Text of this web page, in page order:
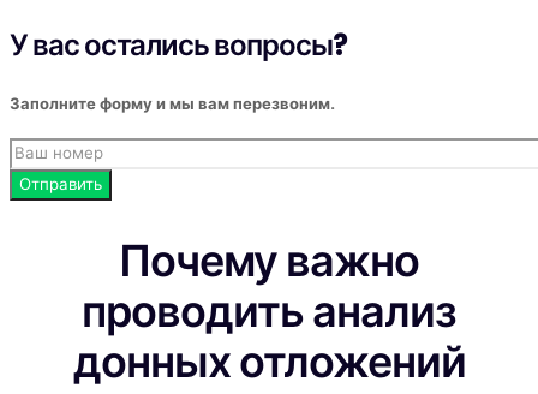
У вас остались вопросы?
Заполните форму и мы вам перезвоним.
Почему важно
проводить анализ
донных отложений